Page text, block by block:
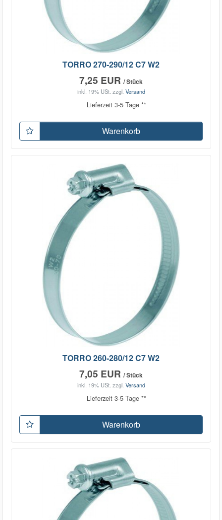
TORRO 270-290/12 C7 W2
7,25 EUR / Stück
inkl. 19% USt. zzgl. Versand
Lieferzeit 3-5 Tage **
Warenkorb
TORRO 260-280/12 C7 W2
7,05 EUR / Stück
inkl. 19% USt. zzgl. Versand
Lieferzeit 3-5 Tage **
Warenkorb